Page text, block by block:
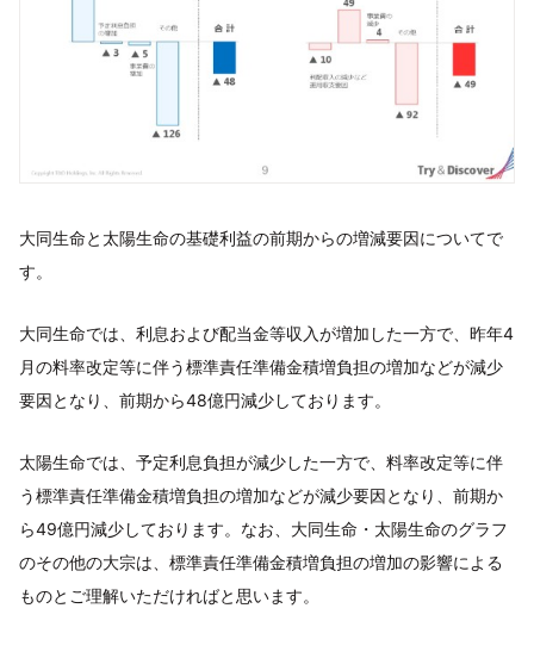
大同生命と太陽生命の基礎利益の前期からの増減要因についてで
す。
大同生命では、利息および配当金等収入が増加した一方で、昨年4
月の料率改定等に伴う標準責任準備金積増負担の増加などが減少
要因となり、前期から48億円減少しております。
太陽生命では、予定利息負担が減少した一方で、料率改定等に伴
う標準責任準備金積増負担の増加などが減少要因となり、前期か
ら49億円減少しております。なお、大同生命・太陽生命のグラフ
のその他の大宗は、標準責任準備金積増負担の増加の影響による
ものとご理解いただければと思います。